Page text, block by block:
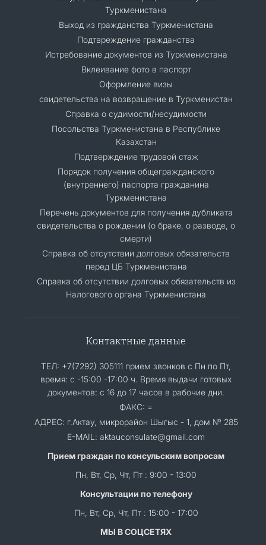
Туркменистана
Выход из гражданства Туркменистана
Подтвреждение гражданства
Истребование документов из Туркменистана
Вклеивание фото в паспорт
Оформление визы
свидетельства на возвращение в Туркменистан
Справка о судимости/несудимости
Посольства Туркменистана в Республике
Казахстан
Подтверждение трудовой стаж
Порядок получения общегражданского
(внутреннего) паспорта гражданина
Туркменистана
Перечень документов для получения дубликата
свидетельства о рождении (о браке, о разводе, о
смерти)
Справка об отсутствии долговых обязательств
перед ЦБ Туркменистана
Справка об отсутствии долговых обязательств из
Налогового органа Туркменистана
Контактные данные
ТЕЛ: +7(7292) 305111 прием звонков с Пн по Пт,
время: с -15:00 -17:00 ч. Время выдачи готовых
документов: с 16 до 17 часов в рабочие дни.
ФАКС: =
АДРЕС: г.Актау, микрорайон Шыгыс - 1, дом № 285
E-MAIL: aktauconsulate@gmail.com
Прием граждан по консульским вопросам
Пн, Вт, Ср, Чт, Пт : 9:00 - 13:00
Консультации по телефону
Пн, Вт, Ср, Чт, Пт : 15:00 - 17:00
МЫ В СОЦСЕТЯХ